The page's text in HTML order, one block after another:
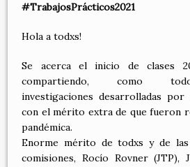
#TrabajosPrácticos2021
Hola a todxs!
Se acerca el inicio de clases
compartiendo, como
investigaciones desarrolladas por
con el mérito extra de que fueron
pandémica.
Enorme mérito de todxs y de las
comisiones, Rocío Rovner (JTP),